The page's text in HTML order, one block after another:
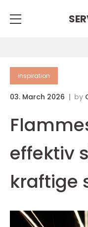
inspiration
03. March 2026 by
effektiv
kraftige